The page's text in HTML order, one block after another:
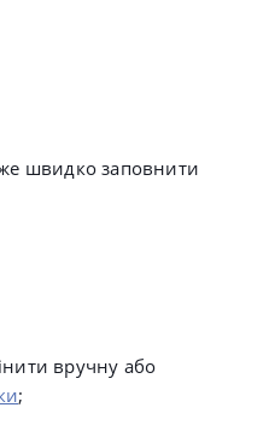
швидко заповнити
вручну або
;